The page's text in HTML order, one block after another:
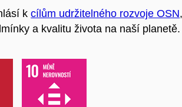
kcílům udržitelného rozvoje OSN
a kvalitu života na naší planetě.